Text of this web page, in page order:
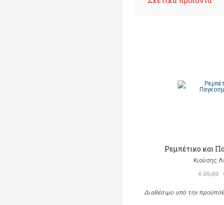
Ρεμπέτικο και
Κιούσης
€ 20,00
Διαθέσιμο υπό την